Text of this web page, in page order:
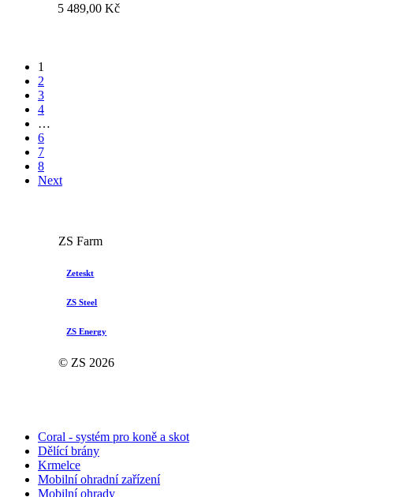
5 489,00 Kč
1
2
3
4
…
6
7
8
Next
ZS Farm
Zeteskt
ZS Steel
ZS Energy
© ZS 2026
Coral - systém pro koně a skot
Dělící brány
Krmelce
Mobilní ohradní zařízení
Mobilní ohrady